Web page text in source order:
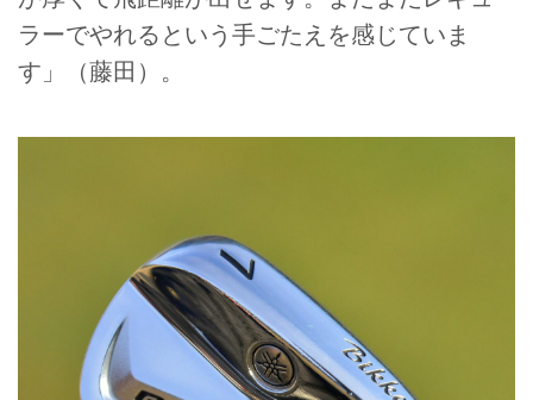
ラーでやれるという手ごたえを感じていま
す」（藤田）。